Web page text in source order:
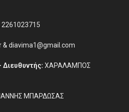
diavima1@gmail.com
ΧΑΡΑΛΑΜΠΟΣ
ΜΠΑΡΔΩΣΑΣ